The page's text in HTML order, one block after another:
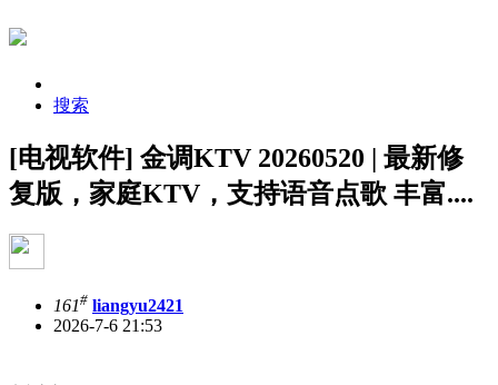
搜索
[电视软件] 金调KTV 20260520 | 最新修
复版，家庭KTV，支持语音点歌 丰富....
161# liangyu2421
2026-7-6 21:53